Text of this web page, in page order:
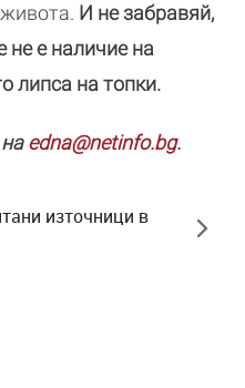
И не забравяй,
не е наличие на
липса на топки.
edna@netinfo.bg.
източници в